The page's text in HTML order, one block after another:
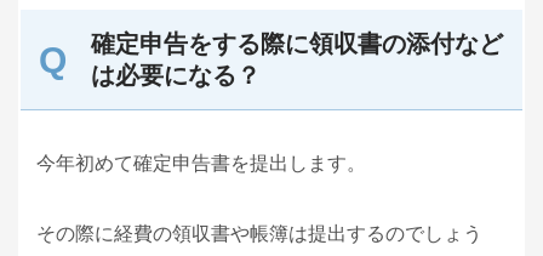
確定申告をする際に領収書の添付など
は必要になる？
今年初めて確定申告書を提出します。
その際に経費の領収書や帳簿は提出するのでしょう